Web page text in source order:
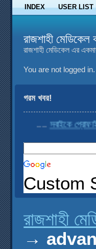
INDEX USER LIST
রাজশাহী
রাজশাহী মেডিকেল এর
You are not logged in.
গরম খবর!
সবাইকে প্রোফাইল
Custom
রাজশাহী
→